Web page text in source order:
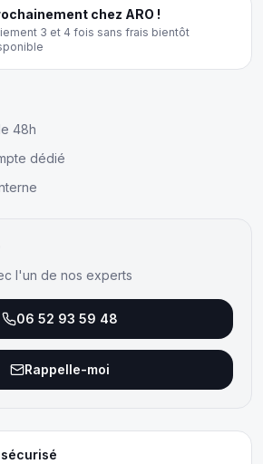
chez ARO !
3 et 4 fois sans frais bientôt
48h
dédié
l'un de nos experts
06 52 93 59 48
Rappelle-moi